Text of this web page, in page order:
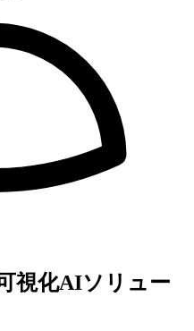
視化AIソリュー